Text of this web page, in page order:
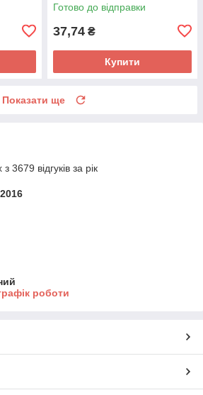
Готово до відправки
37,74 ₴
Купити
Показати ще
3679 відгуків за рік
роботи